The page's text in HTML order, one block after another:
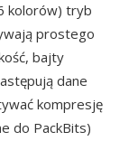
kolorów) tryb
prostego
bajty
dane
kompresję
do PackBits)